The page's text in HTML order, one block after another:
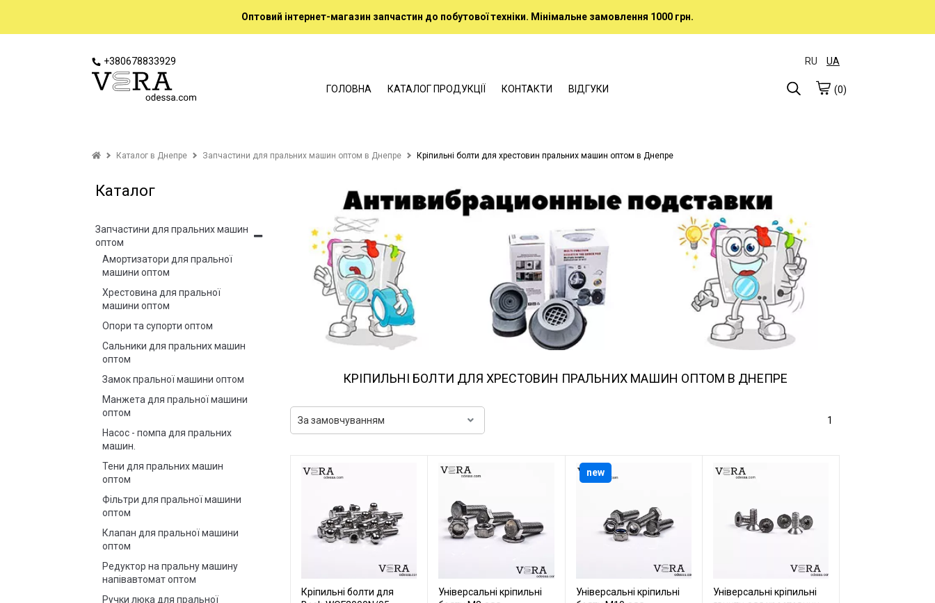
Оптовий інтернет-магазин запчастин до побутової техніки. Мінімальне замовлення 1000 грн.
+380678833929 RU UA
ГОЛОВНА КАТАЛОГ ПРОДУКЦІЇ КОНТАКТИ ВІДГУКИ (0)
Каталог в Днепре Запчастини для пральних машин оптом в Днепре Кріпильні болти для хрестовин пральних машин оптом в Днепре
Каталог
Запчастини для пральних машин
оптом
Амортизатори для пральної
машини оптом
Хрестовина для пральної
машини оптом
Опори та супорти оптом
Сальники для пральних машин
оптом
Замок пральної машини оптом
Манжета для пральної машини
оптом
Насос - помпа для пральних
машин.
Тени для пральних машин
оптом
Фільтри для пральної машини
оптом
Клапан для пральної машини
оптом
Редуктор на пральну машину
напівавтомат оптом
Ручки люка для пральної
КРІПИЛЬНІ БОЛТИ ДЛЯ ХРЕСТОВИН ПРАЛЬНИХ МАШИН ОПТОМ В ДНЕПРЕ
1
Кріпильні болти для
Універсальні кріпильні
Універсальні кріпильні
new
Універсальні кріпильні